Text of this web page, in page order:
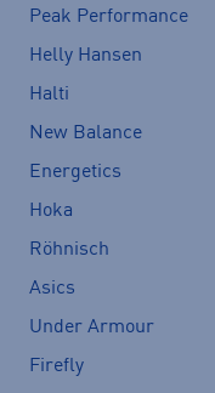
Peak Performance
Helly Hansen
Halti
New Balance
Energetics
Hoka
Röhnisch
Asics
Under Armour
Firefly